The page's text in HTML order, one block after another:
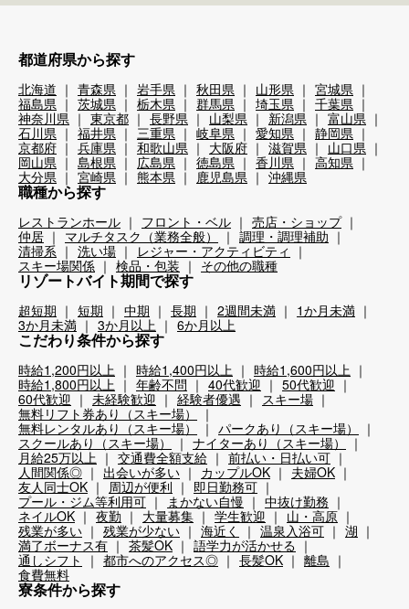
都道府県から探す
北海道 青森県 岩手県 秋田県 山形県
宮城県
福島県
茨城県 栃木県 群馬県 埼玉県
千葉県
神奈川県
東京都 長野県 山梨県 新潟県
富山県
石川県
福井県 三重県 岐阜県 愛知県
静岡県
京都府
兵庫県 和歌山県 大阪府 滋賀県
山口県
岡山県
島根県 広島県 徳島県 香川県
高知県
大分県
宮崎県 熊本県 鹿児島県 沖縄県
職種から探す
レストランホール フロント・ベル
売店・ショップ
仲居
マルチタスク（業務全般）
調理・調理補助
清掃系
洗い場
レジャー・アクティビティ
スキー場関係
検品・包装 その他の職種
リゾートバイト期間で探す
超短期 短期 中期 長期 2週間未満
1か月未満
3か月未満
3か月以上 6か月以上
こだわり条件から探す
時給1,200円以上 時給1,400円以上
時給1,600円以上
時給1,800円以上
年齢不問 40代歓迎
50代歓迎
60代歓迎
未経験歓迎 経験者優遇
スキー場
無料リフト券あり（スキー場）
無料レンタルあり（スキー場）
パークあり（スキー場）
スクールあり（スキー場）
ナイターあり（スキー場）
月給25万以上
交通費全額支給
前払い・日払い可
人間関係◎
出会いが多い カップルOK
夫婦OK
友人同士OK
周辺が便利
即日勤務可
プール・ジム等利用可
まかない自慢
中抜け勤務
ネイルOK
夜勤 大量募集 学生歓迎
山・高原
残業が多い
残業が少ない 海近く 温泉入浴可
湖
満了ボーナス有
茶髪OK
語学力が活かせる
通しシフト
都市へのアクセス◎ 長髪OK
離島
食費無料
寮条件から探す